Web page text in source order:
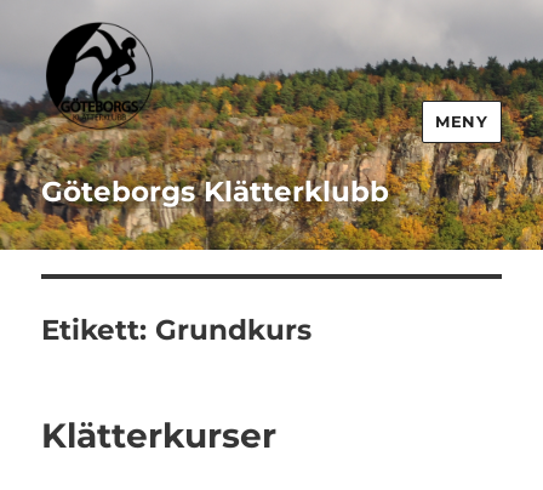
Göteborgs Klätterklubb
MENY
Etikett: Grundkurs
Klätterkurser